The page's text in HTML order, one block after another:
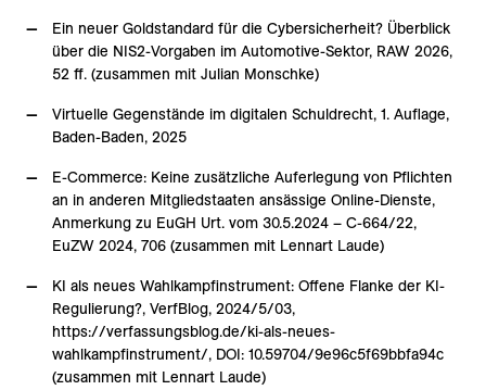
Ein neuer Goldstandard für die Cybersicherheit? Überblick
über die NIS2-Vorgaben im Automotive-Sektor, RAW 2026,
52 ff. (zusammen mit Julian Monschke)
Virtuelle Gegenstände im digitalen Schuldrecht, 1. Auflage,
Baden-Baden, 2025
E-Commerce: Keine zusätzliche Auferlegung von Pflichten
an in anderen Mitgliedstaaten ansässige Online-Dienste,
Anmerkung zu EuGH Urt. vom 30.5.2024 – C-664/22,
EuZW 2024, 706 (zusammen mit Lennart Laude)
KI als neues Wahlkampfinstrument: Offene Flanke der KI-
Regulierung?, VerfBlog, 2024/5/03,
https://verfassungsblog.de/ki-als-neues-
wahlkampfinstrument/, DOI: 10.59704/9e96c5f69bbfa94c
(zusammen mit Lennart Laude)